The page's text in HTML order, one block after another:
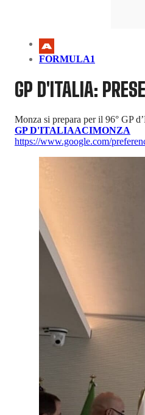
FORMULA1
GP D'ITALIA:
Monza si prepara per il 96° GP
GP D'ITALIAACIMONZA
https://www.google.com/